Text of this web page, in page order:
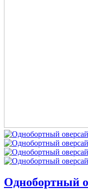
Однобортный